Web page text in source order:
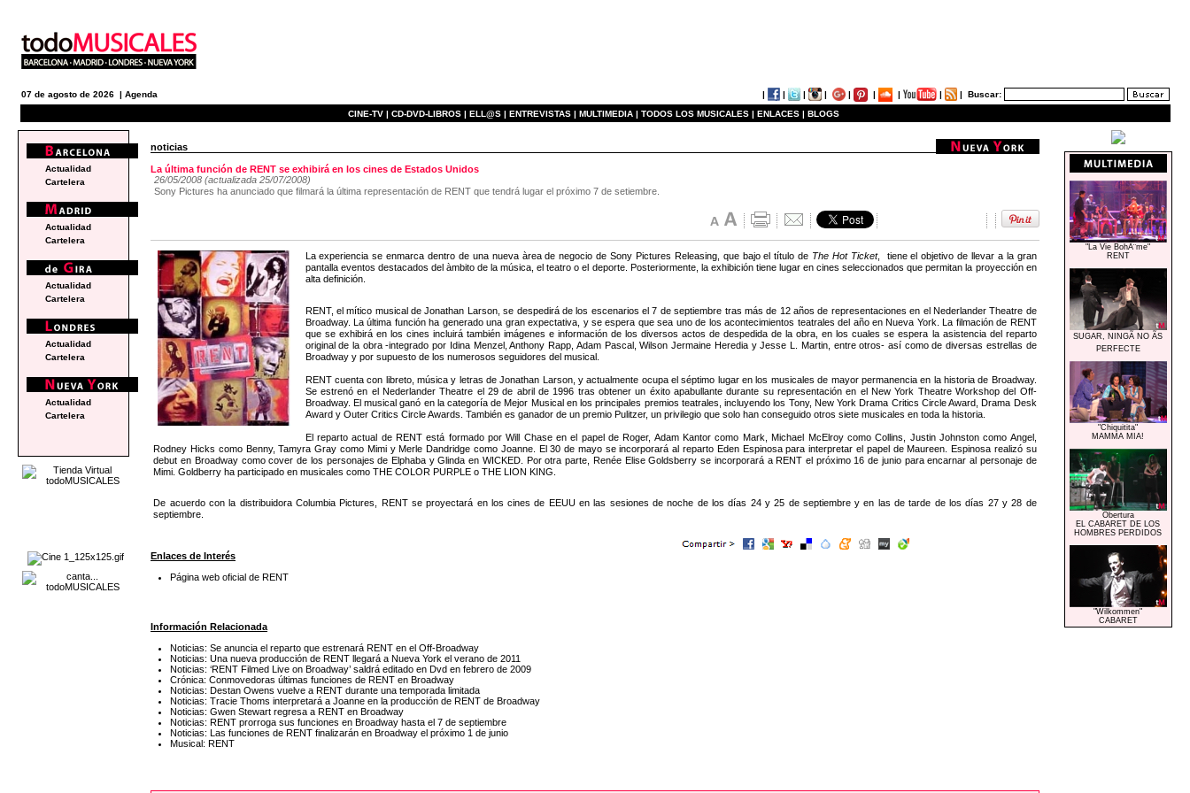
07 de agosto de 2026 | Agenda | | | | | | | | | Buscar:
CINE-TV | CD-DVD-LIBROS | ELL@S | ENTREVISTAS | MULTIMEDIA | TODOS LOS MUSICALES | ENLACES | BLOGS
noticias
La última función de RENT se exhibirá en los cines de Estados Unidos
26/05/2008 (actualizada 25/07/2008)
Sony Pictures ha anunciado que filmará la última representación de RENT que tendrá lugar el próximo 7 de setiembre.
La experiencia se enmarca dentro de una nueva àrea de negocio de Sony Pictures Releasing, que bajo el título de The Hot Ticket, tiene el objetivo de llevar a la gran
pantalla eventos destacados del àmbito de la música, el teatro o el deporte. Posteriormente, la exhibición tiene lugar en cines seleccionados que permitan la proyección en
alta definición.
RENT, el mítico musical de Jonathan Larson, se despedirá de los escenarios el 7 de septiembre tras más de 12 años de representaciones en el Nederlander Theatre de
Broadway. La última función ha generado una gran expectativa, y se espera que sea uno de los acontecimientos teatrales del año en Nueva York. La filmación de RENT
que se exhibirá en los cines incluirá también imágenes e información de los diversos actos de despedida de la obra, en los cuales se espera la asistencia del reparto
original de la obra -integrado por Idina Menzel, Anthony Rapp, Adam Pascal, Wilson Jermaine Heredia y Jesse L. Martin, entre otros- así como de diversas estrellas de
Broadway y por supuesto de los numerosos seguidores del musical.
RENT cuenta con libreto, música y letras de Jonathan Larson, y actualmente ocupa el séptimo lugar en los musicales de mayor permanencia en la historia de Broadway.
Se estrenó en el Nederlander Theatre el 29 de abril de 1996 tras obtener un éxito apabullante durante su representación en el New York Theatre Workshop del Off-
Broadway. El musical ganó en la categoría de Mejor Musical en los principales premios teatrales, incluyendo los Tony, New York Drama Critics Circle Award, Drama Desk
Award y Outer Critics Circle Awards. También es ganador de un premio Pulitzer, un privilegio que solo han conseguido otros siete musicales en toda la historia.
El reparto actual de RENT está formado por Will Chase en el papel de Roger, Adam Kantor como Mark, Michael McElroy como Collins, Justin Johnston como Angel,
Rodney Hicks como Benny, Tamyra Gray como Mimi y Merle Dandridge como Joanne. El 30 de mayo se incorporará al reparto Eden Espinosa para interpretar el papel de Maureen. Espinosa realizó su
debut en Broadway como cover de los personajes de Elphaba y Glinda en WICKED. Por otra parte, Renée Elise Goldsberry se incorporará a RENT el próximo 16 de junio para encarnar al personaje de
Mimi. Goldberry ha participado en musicales como THE COLOR PURPLE o THE LION KING.
De acuerdo con la distribuidora Columbia Pictures, RENT se proyectará en los cines de EEUU en las sesiones de noche de los días 24 y 25 de septiembre y en las de tarde de los días 27 y 28 de
septiembre.
Enlaces de Interés
Página web oficial de RENT
Información Relacionada
Noticias: Se anuncia el reparto que estrenará RENT en el Off-Broadway
Noticias: Una nueva producción de RENT llegará a Nueva York el verano de 2011
Noticias: ‘RENT Filmed Live on Broadway’ saldrá editado en Dvd en febrero de 2009
Crónica: Conmovedoras últimas funciones de RENT en Broadway
Noticias: Destan Owens vuelve a RENT durante una temporada limitada
Noticias: Tracie Thoms interpretará a Joanne en la producción de RENT de Broadway
Noticias: Gwen Stewart regresa a RENT en Broadway
Noticias: RENT prorroga sus funciones en Broadway hasta el 7 de septiembre
Noticias: Las funciones de RENT finalizarán en Broadway el próximo 1 de junio
Musical: RENT
Actualidad
Cartelera
Actualidad
Cartelera
Actualidad
Cartelera
Actualidad
Cartelera
Actualidad
Cartelera
"La Vie BohÃ¨me"
RENT
SUGAR, NINGÃ NO ÃS
PERFECTE
"Chiquitita"
MAMMA MIA!
Obertura
EL CABARET DE LOS
HOMBRES PERDIDOS
"Wilkommen"
CABARET